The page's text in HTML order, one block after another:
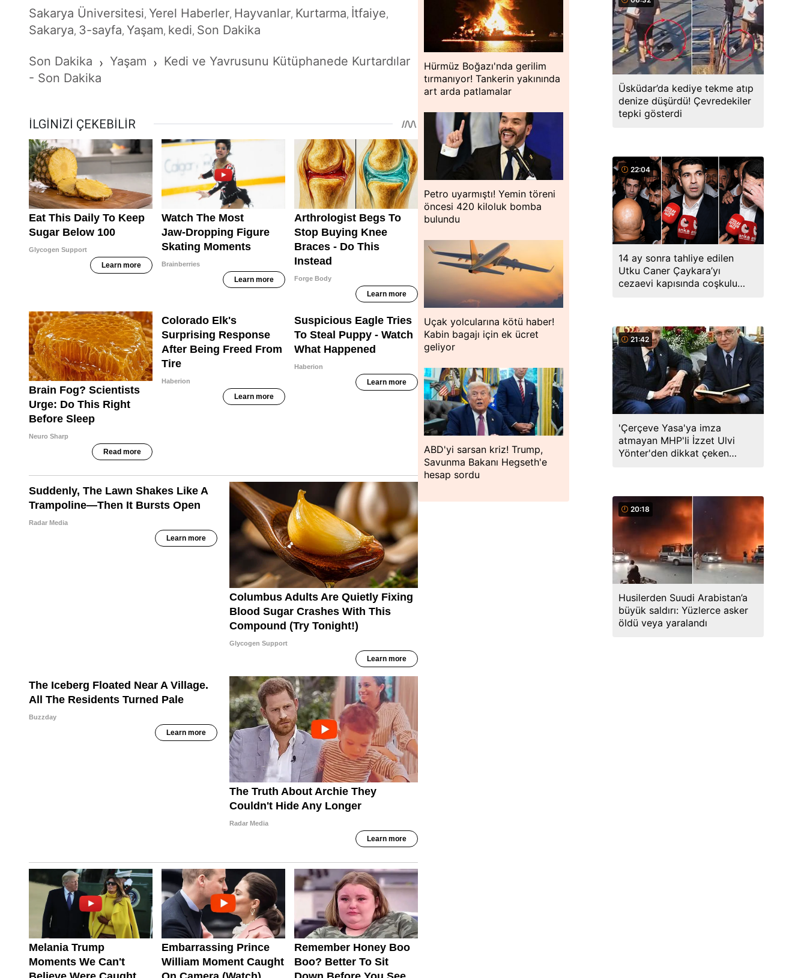
Sakarya Üniversitesi, Yerel Haberler, Hayvanlar, Kurtarma, İtfaiye,
Sakarya, 3-sayfa, Yaşam, kedi, Son Dakika
Son Dakika › Yaşam › Kedi ve Yavrusunu Kütüphanede Kurtardılar
- Son Dakika
Hürmüz Boğazı'nda gerilim
tırmanıyor! Tankerin yakınında
art arda patlamalar
Petro uyarmıştı! Yemin töreni
öncesi 420 kiloluk bomba
bulundu
Uçak yolcularına kötü haber!
Kabin bagajı için ek ücret
geliyor
ABD'yi sarsan kriz! Trump,
Savunma Bakanı Hegseth'e
hesap sordu
Üsküdar’da kediye tekme atıp
denize düşürdü! Çevredekiler
tepki gösterdi
22:04
14 ay sonra tahliye edilen
Utku Caner Çaykara’yı
cezaevi kapısında coşkulu
21:42
'Çerçeve Yasa'ya imza
atmayan MHP'li İzzet Ulvi
Yönter'den dikkat çeken
20:18
Husilerden Suudi Arabistan’a
büyük saldırı: Yüzlerce asker
öldü veya yaralandı